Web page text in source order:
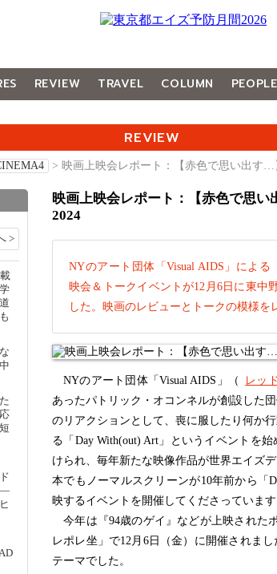
REVIEW TRAVEL COLUMN PEOPLE
REVIEW
> 映画上映会レポート：【赤色で思い出す…
映画上映会レポート：【赤色で思
2024
NYのアート団体「Visual AIDS」による
映会＆トークイベントが12月6日に東中
した。映画のレビューとトークの模様を
NYのアート団体「Visual AIDS」（ レッ
あったパトリック・オコンネルが創設した
のリアクションとして、喪に服したり何か
る「Day With(out) Art」というイベントを
けられ、毎年新たな映像作品が世界エイズ
本でもノーマルスクリーンが10年前から「
映するイベントを開催してくださっています
今年は『94歳のゲイ』などが上映された
レポレ坐」で12月6日（金）に開催されま
テーマでした。
>